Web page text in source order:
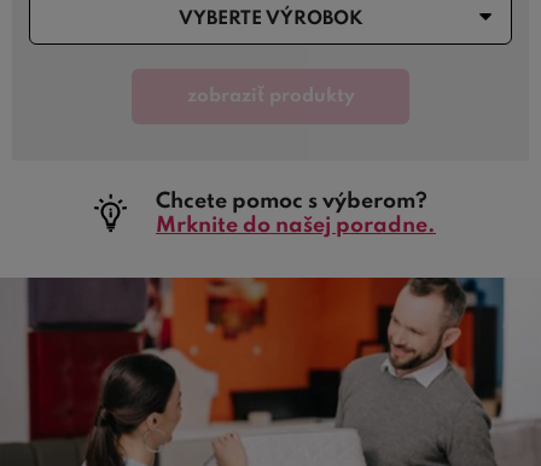
VYBERTE VÝROBOK
zobraziť produkty
Chcete pomoc s výberom?
Mrknite do našej poradne.